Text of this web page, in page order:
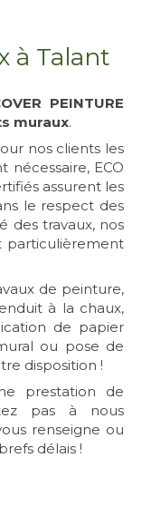
à Talant
PEINTURE
muraux.
nos clients les
nécessaire, ECO
assurent les
le respect des
des travaux, nos
particulièrement
de peinture,
à la chaux,
de papier
ou pose de
disposition !
prestation de
pas à nous
renseigne ou
délais !